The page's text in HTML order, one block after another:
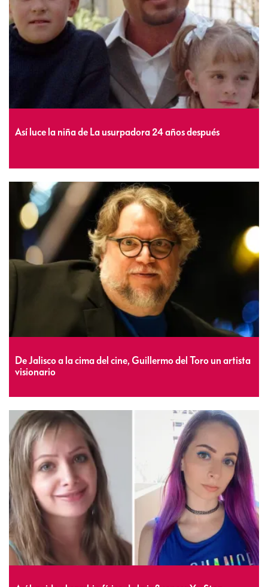
Así luce la niña de La usurpadora 24 años después
De Jalisco a la cima del cine, Guillermo del Toro un artista
visionario